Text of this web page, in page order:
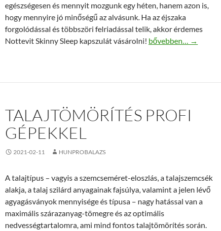
egészségesen és mennyit mozgunk egy héten, hanem azon is,
hogy mennyire jó minőségű az alvásunk. Ha az éjszaka
forgolódással és többszöri felriadással telik, akkor érdemes
Nottevit Skinny Sleep kapszulát vásárolni! Nottevit Skinny
bővebben… →
TALAJTÖMÖRÍTÉS PROFI
GÉPEKKEL
2021-02-11 HUNPROBALAZS
A talajtípus – vagyis a szemcseméret-eloszlás, a talajszemcsék
alakja, a talaj szilárd anyagainak fajsúlya, valamint a jelen lévő
agyagásványok mennyisége és típusa – nagy hatással van a
maximális szárazanyag-tömegre és az optimális
nedvességtartalomra, ami mind fontos talajtömörítés során.